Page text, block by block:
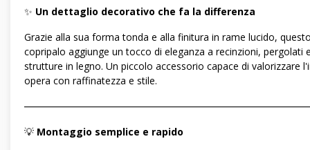
✨ Un dettaglio decorativo che fa la differenza
Grazie alla sua forma tonda e alla finitura in rame lucido,
copripalo aggiunge un tocco di eleganza a recinzioni, pergolati
strutture in legno. Un piccolo accessorio capace di valorizzare
opera con raffinatezza e stile.
💡 Montaggio semplice e rapido